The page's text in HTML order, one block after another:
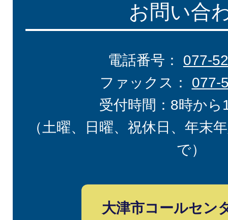
お問い合
電話番号： 077-
ファックス： 077-
受付時間：8時から
（土曜、日曜、祝休日、年末
で）
大津市コールセン